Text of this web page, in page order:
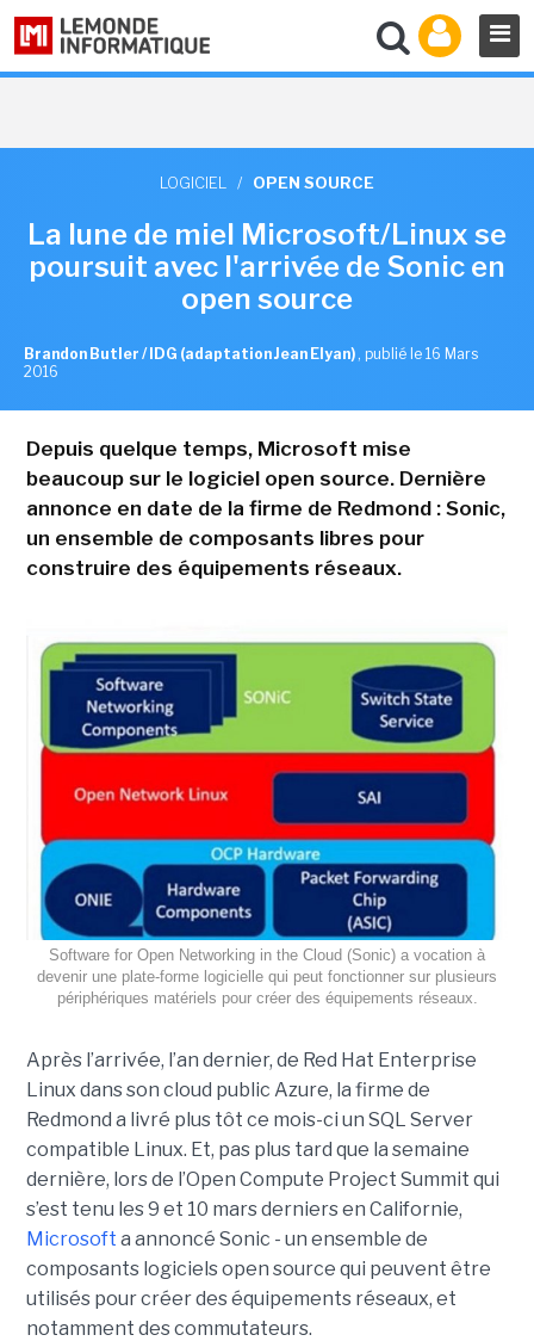
LOGICIEL / OPEN SOURCE
La lune de miel Microsoft/Linux se
poursuit avec l'arrivée de Sonic en
open source
Brandon Butler / IDG (adaptation Jean Elyan) , publié le 16 Mars
2016
Depuis quelque temps, Microsoft mise
beaucoup sur le logiciel open source. Dernière
annonce en date de la firme de Redmond : Sonic,
un ensemble de composants libres pour
construire des équipements réseaux.
Software for Open Networking in the Cloud (Sonic) a vocation à
devenir une plate-forme logicielle qui peut fonctionner sur plusieurs
périphériques matériels pour créer des équipements réseaux.
Après l’arrivée, l’an dernier, de Red Hat Enterprise
Linux dans son cloud public Azure, la firme de
Redmond a livré plus tôt ce mois-ci un SQL Server
compatible Linux. Et, pas plus tard que la semaine
dernière, lors de l’Open Compute Project Summit qui
s’est tenu les 9 et 10 mars derniers en Californie,
Microsoft a annoncé Sonic - un ensemble de
composants logiciels open source qui peuvent être
utilisés pour créer des équipements réseaux, et
notamment des commutateurs.